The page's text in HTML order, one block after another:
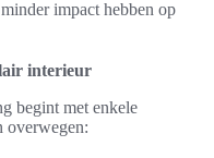
impact hebben op
interieur
begint met enkele
overwegen: